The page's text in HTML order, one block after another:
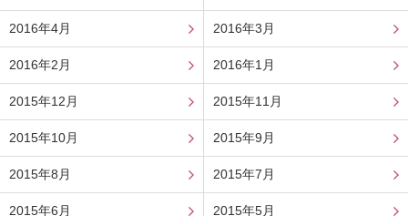
2016年4月 2016年3月
2016年2月 2016年1月
2015年12月 2015年11月
2015年10月 2015年9月
2015年8月 2015年7月
2015年6月 2015年5月